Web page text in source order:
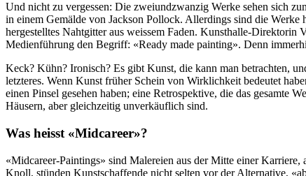
Und nicht zu vergessen: Die zweiundzwanzig Werke sehen sich
in einem Gemälde von Jackson Pollock. Allerdings sind die Werke
hergestelltes Nahtgitter aus weissem Faden. Kunsthalle-
Medienführung den Begriff: «Ready made painting». Denn
Keck? Kühn? Ironisch? Es gibt Kunst, die kann man betrachten,
letzteres. Wenn Kunst früher Schein von Wirklichkeit bedeutet
einen Pinsel gesehen haben; eine Retrospektive, die das
Häusern, aber gleichzeitig unverkäuflich sind.
Was heisst «Midcareer»?
«Midcareer-Paintings» sind Malereien aus der Mitte einer
Knoll, stünden Kunstschaffende nicht selten vor der Alternative,